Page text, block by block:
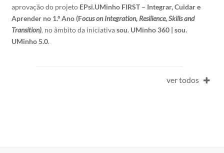
aprovação do projeto EPsi.UMinho FIRST – Integrar, Cuidar e
Aprender no 1.º Ano (Focus on Integration, Resilience, Skills and
Transition), no âmbito da iniciativasou. UMinho 360 | sou.
UMinho 5.0.
ver todos